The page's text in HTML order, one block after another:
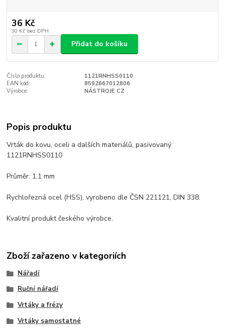
36 Kč
30 Kč bez DPH
Přidat do košíku
Číslo produktu:
1121RNHSS0110
EAN kód:
8592667012806
Výrobce:
NÁSTROJE CZ
Popis produktu
Vrták do kovu, oceli a dalších materiálů, pasivovaný
1121RNHSS0110
Průměr: 1,1 mm
Rychlořezná ocel (HSS), vyrobeno dle ČSN 221121, DIN 338.
Kvalitní produkt českého výrobce.
Zboží zařazeno v kategoriích
Nářadí
Ruční nářadí
Vrtáky a frézy
Vrtáky samostatné